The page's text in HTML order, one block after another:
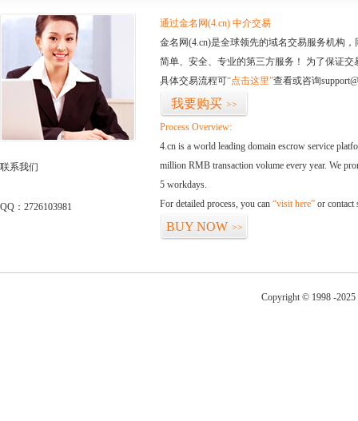
联系我们
QQ：2726103981
通过金名网(4.cn) 中介交易
金名网(4.cn)是全球领先的域名交易服务机构
简单、安全、专业的第三方服务！ 为了保证
具体交易流程可“点击这里”查看或咨询
我要购买 >>
Process Overview:
4.cn is a world leading domain escrow service
million RMB transaction volume every year. We
5 workdays.
For detailed process, you can “visit here” or contact
BUY NOW >>
Copyright © 1998 -2025